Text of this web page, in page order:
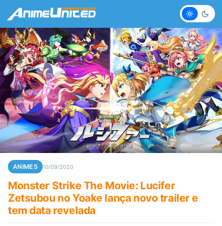
Claro
ANIMES 10/09/2020
Monster Strike The Movie: Lucifer
Zetsubou no Yoake lança novo trailer e
tem data revelada